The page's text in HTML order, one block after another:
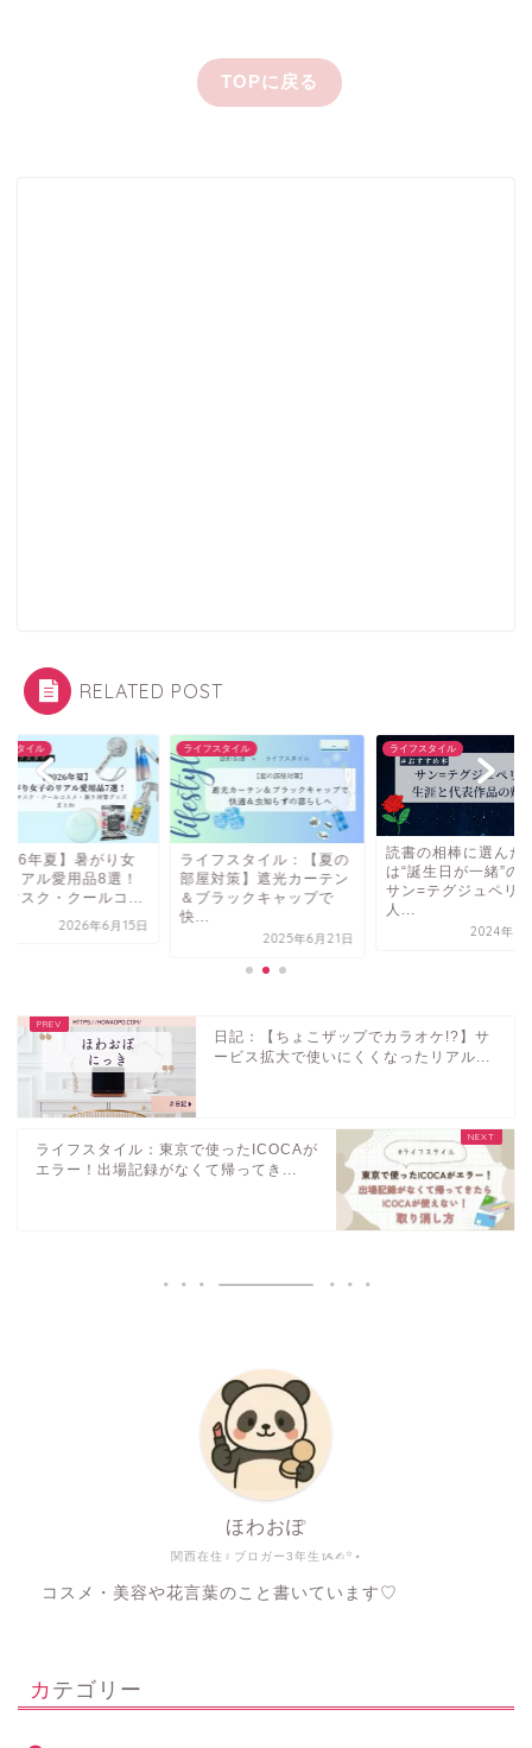
TOPに戻る
RELATED POST
スタイル
年夏】暑がり女
リアル愛用品8選！
マスク・クールコ...
2026年6月15日
ライフスタイル
ライフスタイル：【夏の
部屋対策】遮光カーテン
＆ブラックキャップで
快...
2025年6月21日
ライフスタイル
読書の相棒に選んだ
は“誕生日が一緒”の
サン=テグジュペリ
人...
2024年8
日記：【ちょこザップでカラオケ!?】サ
ービス拡大で使いにくくなったリアル...
ライフスタイル：東京で使ったICOCAが
エラー！出場記録がなくて帰ってき...
関西在住♀ブロガー3年生ᝰ✍︎꙳⋆
ほわおぽ
コスメ・美容や花言葉のこと書いています♡
カテゴリー